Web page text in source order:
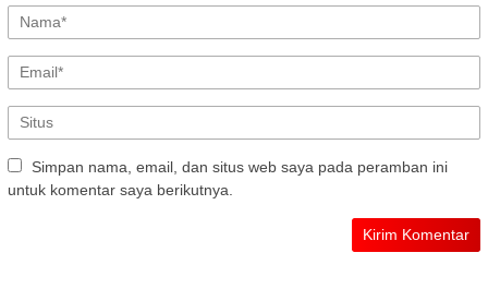
Simpan nama, email, dan situs web saya pada peramban ini
untuk komentar saya berikutnya.